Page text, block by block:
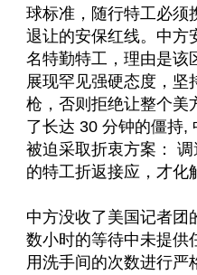
球标准，随行特工必须
退让的安保红线。中方
名特勤特工，理由是该
展现罕见强硬态度，坚
枪，否则拒绝让整个美
了长达 30 分钟的僵持,
被迫采取折衷方案：
的特工折返接应，才化
中方没收了美国记者团
数小时的等待中未提供
用洗手间的次数进行严